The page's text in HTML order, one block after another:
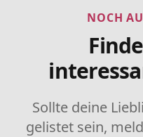
NOCH
Sollte deine
gelistet sein,